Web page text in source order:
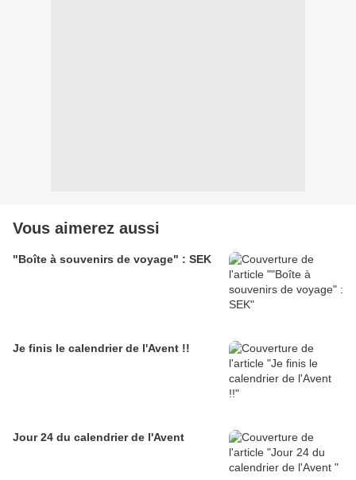
Vous aimerez aussi
"Boîte à souvenirs de voyage" : SEK
Je finis le calendrier de l'Avent !!
Jour 24 du calendrier de l'Avent